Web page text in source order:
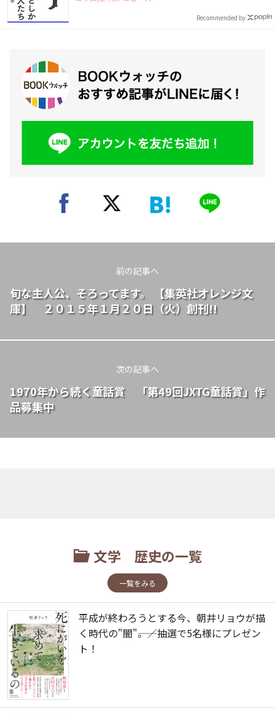
Recommended by
前の記事へ
旬な主人公、そろってます。 【集英社オレンジ文
庫】 ２０１５年１月２０日（火）創刊!!
次の記事へ
1970年から続く童話賞 「第49回JXTG童話賞」作
品募集中
文学 歴史の一覧
一覧をみる
平成が終わろうとする今、朝井リョウが描
く時代の"闇"――。／抽選で5名様にプレゼン
ト！